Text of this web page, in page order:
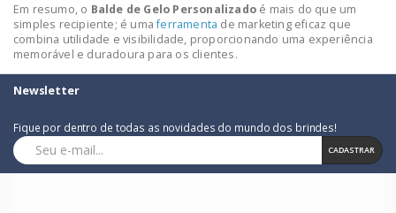
Em resumo, o Balde de Gelo Personalizado é mais do que um
simples recipiente; é umaferramenta de marketing eficaz que
combina utilidade e visibilidade, proporcionando uma experiência
memorável e duradoura para os clientes.
Newsletter
Fique por dentro de todas as novidades do mundo dos brindes!
CADASTRAR